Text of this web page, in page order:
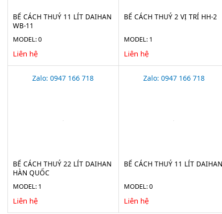
BỂ CÁCH THUỶ 11 LÍT DAIHAN
WB-11
MODEL: 0
Liên hệ
BỂ CÁCH THUỶ 2 VỊ TRÍ HH-2
MODEL: 1
Liên hệ
Zalo: 0947 166 718
BỂ CÁCH THUỶ 22 LÍT DAIHAN
HÀN QUỐC
MODEL: 1
Liên hệ
Zalo: 0947 166 718
BỂ CÁCH THUỶ 11 LÍT DAIHAN
MODEL: 0
Liên hệ